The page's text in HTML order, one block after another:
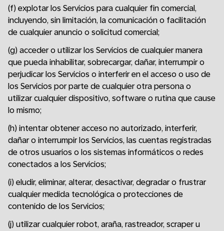
(f) explotar los Servicios para cualquier fin comercial,
incluyendo, sin limitación, la comunicación o facilitación
de cualquier anuncio o solicitud comercial;
(g) acceder o utilizar los Servicios de cualquier manera
que pueda inhabilitar, sobrecargar, dañar, interrumpir o
perjudicar los Servicios o interferir en el acceso o uso de
los Servicios por parte de cualquier otra persona o
utilizar cualquier dispositivo, software o rutina que cause
lo mismo;
(h) intentar obtener acceso no autorizado, interferir,
dañar o interrumpir los Servicios, las cuentas registradas
de otros usuarios o los sistemas informáticos o redes
conectados a los Servicios;
(i) eludir, eliminar, alterar, desactivar, degradar o frustrar
cualquier medida tecnológica o protecciones de
contenido de los Servicios;
(j) utilizar cualquier robot, araña, rastreador, scraper u